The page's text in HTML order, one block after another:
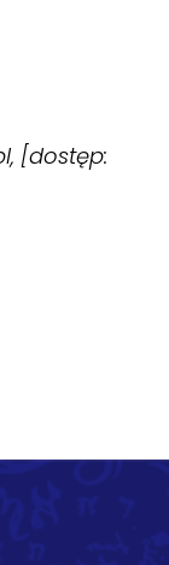
[dostęp: